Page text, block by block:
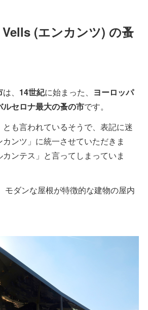
(エンカンツ) の蚤
は、 14世紀に始まった、 ヨーロッパ
ルセロナ最大の蚤の市です。
とも言われているそうで、表記に迷
ンツ」に統一させていただきま
ンテス」と言ってしまっていま
モダンな屋根が特徴的な建物の屋内